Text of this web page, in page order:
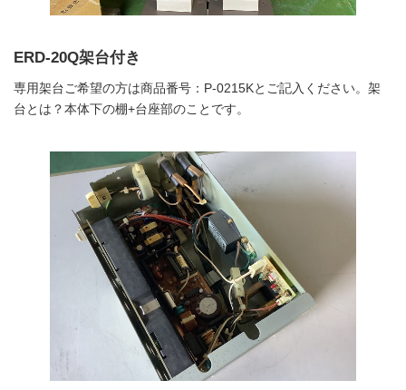
ERD-20Q架台付き
専用架台ご希望の方は商品番号：P-0215Kとご記入ください。架
台とは？本体下の棚+台座部のことです。